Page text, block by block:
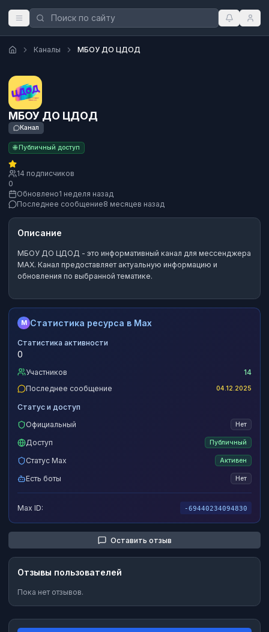
Каналы МБОУ ДО ЦДОД
МБОУ ДО ЦДОД
Канал
🌐 Публичный доступ
14 подписчиков
0
Обновлено1 неделя назад
Последнее сообщение8 месяцев назад
Описание
МБОУ ДО ЦДОД - это информативный канал для мессенджера
MAX. Канал предоставляет актуальную информацию и
обновления по выбранной тематике.
M Статистика ресурса в Max
Статистика активности
0
Участников
14
Последнее сообщение
04.12.2025
Статус и доступ
Официальный
Нет
Доступ Публичный
Статус Max Активен
Есть боты Нет
Max ID: -69440234094830
Оставить отзыв
Отзывы пользователей
Пока нет отзывов.